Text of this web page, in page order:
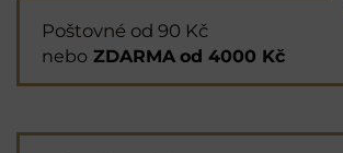
Poštovné od 90 Kč
nebo ZDARMA od 4000 Kč